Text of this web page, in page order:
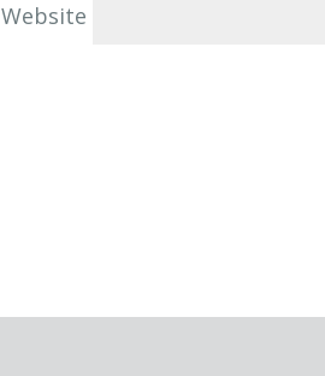
Website